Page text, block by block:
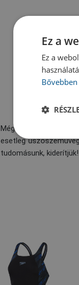
Még mindig nem
esetleg
tudomásunk,
Ez a
Ez a
Bővebben